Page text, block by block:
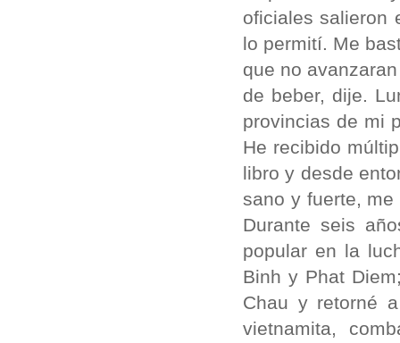
oficiales salieron
lo permití. Me
que no
de beber, dije.
provincias de mi
He recibido
libro y desde
sano y fuerte,
Durante seis
popular en la
Binh y Phat
Chau y retorné
vietnamita,